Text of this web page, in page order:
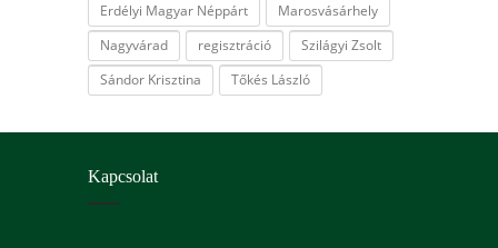
Erdélyi Magyar Néppárt
Marosvásárhely
Nagyvárad
regisztráció
Szilágyi Zsolt
Sándor Krisztina
Tőkés László
Kapcsolat